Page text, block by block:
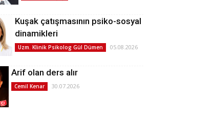
Kuşak çatışmasının psiko-sosyal
dinamikleri
Uzm. Klinik Psikolog Gül Dümen 05.08.2026
Arif olan ders alır
Cemil Kenar 30.07.2026